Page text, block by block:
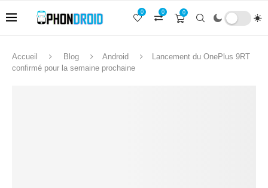
0
0
0
Accueil Blog Android
Lancement du OnePlus 9RT
confirmé pour la semaine prochaine